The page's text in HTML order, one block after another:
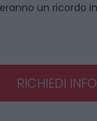
un ricordo
RICHIEDI